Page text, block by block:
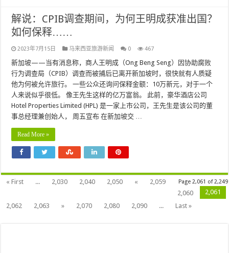
解说：CPIB调查期间，为何王明成获准出国？
如何保释……
2023年7月15日 马来西亚旅游新闻 0 467
新加坡——当有消息称，商人王明成（Ong Beng Seng）因协助腐败
行为调查局（CPIB）调查而被捕后已离开新加坡时，很快就有人质疑
他为何被允许旅行。 一些公众还询问保释金额：10万新元，对于一个
人来说似乎很低。 像王先生这样的亿万富翁。 此前，豪华酒店公司
Hotel Properties Limited (HPL) 是一家上市公司，王先生是该公司的董
事总经理兼创始人， 周五宣布 在新加坡交 …
Read More »
Page 2,061 of 2,249
« First ... 2,030 2,040 2,050 «
2,059
2,060
2,061
2,062
2,063 » 2,070 2,080 2,090 ... Last »